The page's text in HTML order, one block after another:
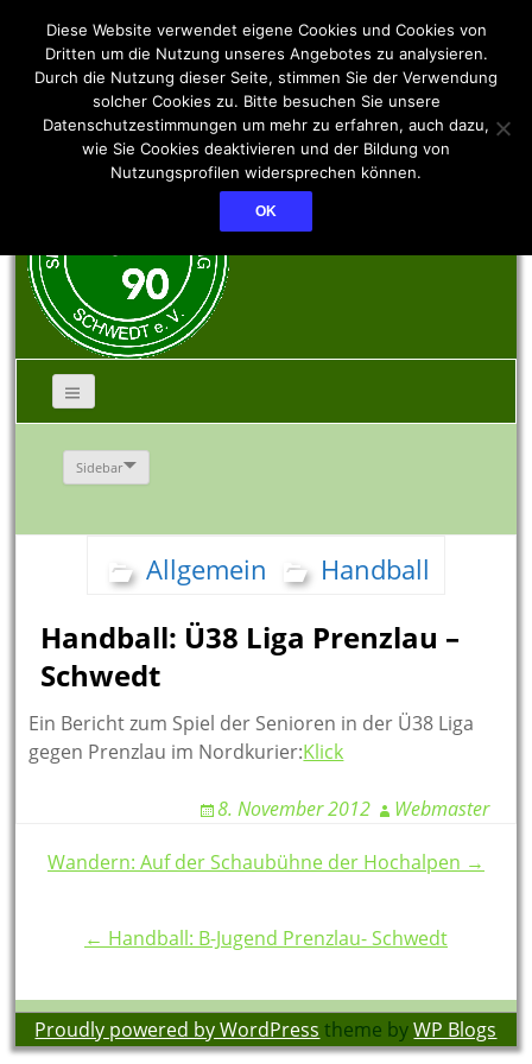
SSV PCK 90 Schwedt
e.V.
Sidebar
Allgemein Handball
Handball: Ü38 Liga Prenzlau –
Schwedt
Ein Bericht zum Spiel der Senioren in der Ü38 Liga
gegen Prenzlau im Nordkurier:Klick
8. November 2012 Webmaster
Post
Wandern: Auf der Schaubühne der Hochalpen →
← Handball: B-Jugend Prenzlau- Schwedt
Proudly powered by WordPress theme byWP Blogs
Diese Website verwendet eigene Cookies und Cookies von
Dritten um die Nutzung unseres Angebotes zu analysieren.
Durch die Nutzung dieser Seite, stimmen Sie der Verwendung
solcher Cookies zu. Bitte besuchen Sie unsere
Datenschutzestimmungen um mehr zu erfahren, auch dazu,
wie Sie Cookies deaktivieren und der Bildung von
Nutzungsprofilen widersprechen können.
OK